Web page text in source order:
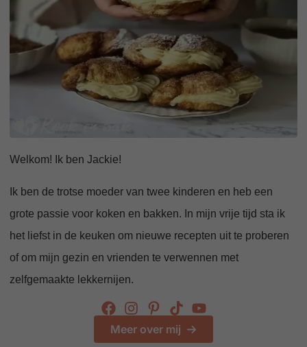
Welkom! Ik ben Jackie!
Ik ben de trotse moeder van twee kinderen en heb een
grote passie voor koken en bakken. In mijn vrije tijd sta ik
het liefst in de keuken om nieuwe recepten uit te proberen
of om mijn gezin en vrienden te verwennen met
zelfgemaakte lekkernijen.
Meer over mij